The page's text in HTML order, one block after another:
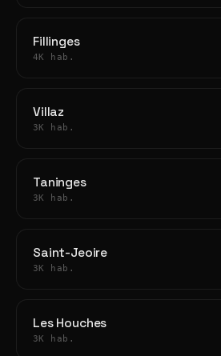
Fillinges
4K hab.
Villaz
3K hab.
Taninges
3K hab.
Saint-Jeoire
3K hab.
Les Houches
3K hab.